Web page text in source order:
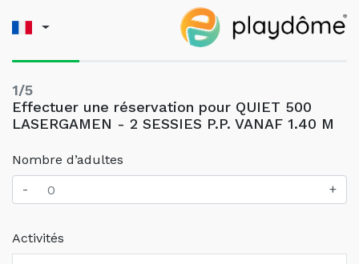
1/5
Effectuer une réservation pour QUIET 500
LASERGAMEN - 2 SESSIES P.P. VANAF 1.40 M
Nombre d’adultes
-
+
Activités